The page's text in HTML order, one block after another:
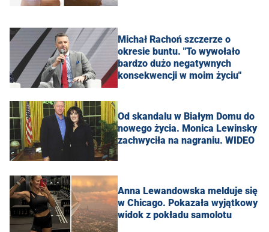
Michał Rachoń szczerze o
okresie buntu. "To wywołało
bardzo dużo negatywnych
konsekwencji w moim życiu"
Od skandalu w Białym Domu do
nowego życia. Monica Lewinsky
zachwyciła na nagraniu. WIDEO
Anna Lewandowska melduje się
w Chicago. Pokazała wyjątkowy
widok z pokładu samolotu